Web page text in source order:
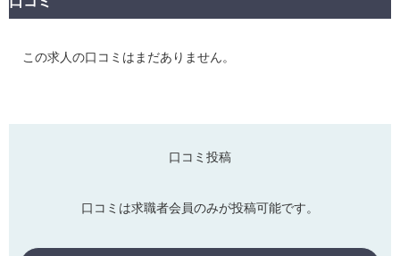
この求人の口コミはまだありません。
口コミ投稿
口コミは求職者会員のみが投稿可能です。